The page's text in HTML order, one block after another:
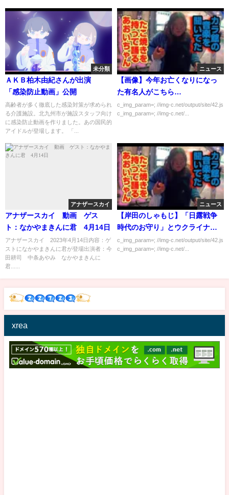
未分類
ＡＫＢ柏木由紀さんが出演
「感染防止動画」公開
高齢者が多く徹底した感染対策が求められ
る介護施設。北九州市が施設スタッフ向け
に感染防止動画を作りました。あの国民的
アイドルが登場します。 「...
ニュース
【画像】今年お亡くなりになっ
た有名人がこちら…
c_img_param=; //img-c.net/output/site/42.js
c_img_param=; //img-c.net/...
アナザースカイ
アナザースカイ 動画 ゲス
ト：なかやまきんに君 4月14日
アナザースカイ 2023年4月14日内容：ゲ
ストになかやまきんに君が登場出演者：今
田耕司 中条あやみ なかやまきんに
君......
ニュース
【岸田のしゃもじ】「日露戦争
時代のお守り」とウクライナ中
で報じられる…
c_img_param=; //img-c.net/output/site/42.js
c_img_param=; //img-c.net/...
xrea